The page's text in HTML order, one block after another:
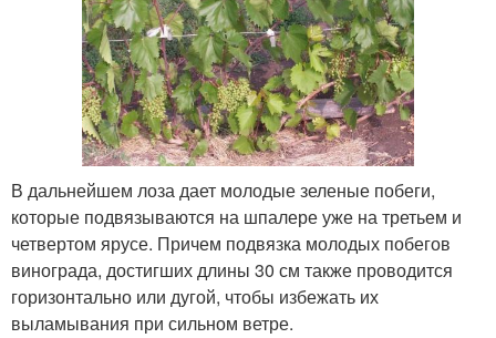
В дальнейшем лоза дает молодые зеленые побеги,
которые подвязываются на шпалере уже на третьем и
четвертом ярусе. Причем подвязка молодых побегов
винограда, достигших длины 30 см также проводится
горизонтально или дугой, чтобы избежать их
выламывания при сильном ветре.